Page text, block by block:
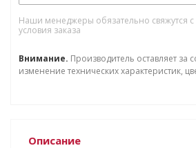
Наши менеджеры обязательно свяжутся с
условия заказа
Внимание. Производитель оставляет за
изменение технических характеристик,
Описание